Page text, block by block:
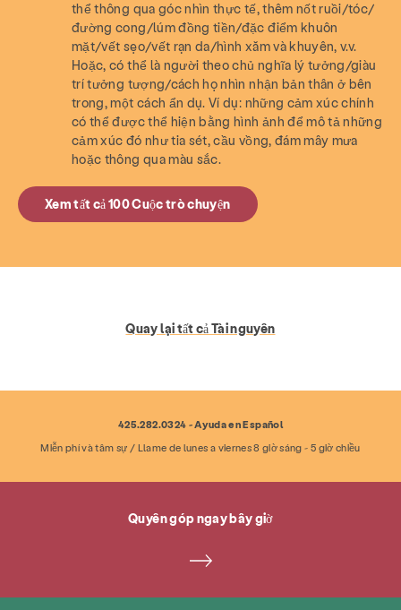
thể thông qua góc nhìn thực tế, thêm nốt ruồi/tóc/
đường cong/lúm đồng tiền/đặc điểm khuôn
mặt/vết sẹo/vết rạn da/hình xăm và khuyên, v.v.
Hoặc, có thể là người theo chủ nghĩa lý tưởng/giàu
trí tưởng tượng/cách họ nhìn nhận bản thân ở bên
trong, một cách ẩn dụ. Ví dụ: những cảm xúc chính
có thể được thể hiện bằng hình ảnh để mô tả những
cảm xúc đó như tia sét, cầu vồng, đám mây mưa
hoặc thông qua màu sắc.
Xem tất cả 100 Cuộc trò chuyện
Quay lại tất cả Tài nguyên
425.282.0324 - Ayuda en Español
Miễn phí và tâm sự / Llame de lunes a viernes 8 giờ sáng - 5 giờ chiều
Quyên góp ngay bây giờ